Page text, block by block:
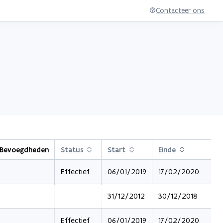
Contacteer ons
Bevoegdheden Status SorterenStart Sorteren Einde Sorteren
Effectief 06/01/2019 17/02/2020
31/12/2012 30/12/2018
Effectief 06/01/2019 17/02/2020